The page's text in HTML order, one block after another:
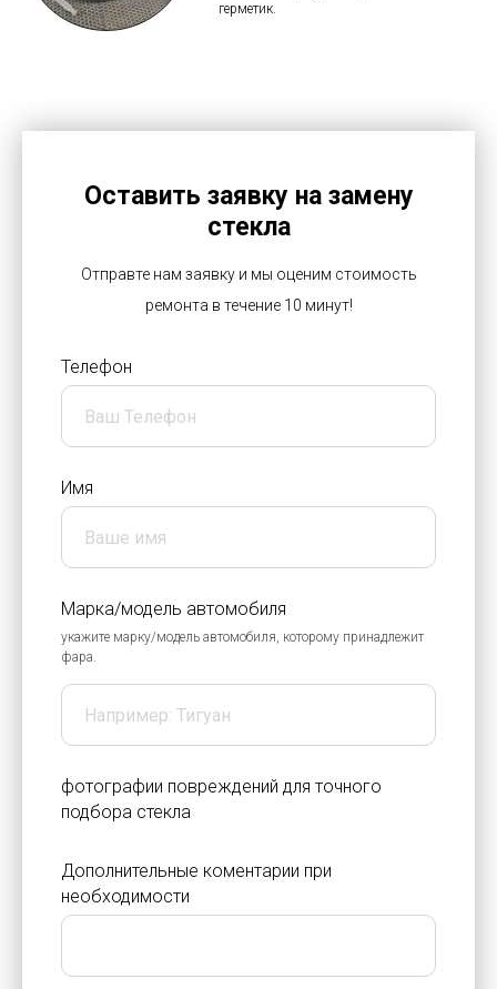
герметик.
Оставить заявку на замену
стекла
Отправте нам заявку и мы оценим стоимость
ремонта в течение 10 минут!
Телефон
Имя
Марка/модель автомобиля
укажите марку/модель автомобиля, которому принадлежит
фара.
фотографии повреждений для точного
подбора стекла
Дополнительные коментарии при
необходимости